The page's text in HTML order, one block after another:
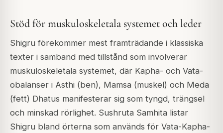
Stöd för muskuloskeletala systemet och leder
Shigru förekommer mest framträdande i klassiska
texter i samband med tillstånd som involverar
muskuloskeletala systemet, där Kapha- och Vata-
obalanser i Asthi (ben), Mamsa (muskel) och Meda
(fett) Dhatus manifesterar sig som tyngd, trängsel
och minskad rörlighet. Sushruta Samhita listar
Shigru bland örterna som används för Vata-Kapha-